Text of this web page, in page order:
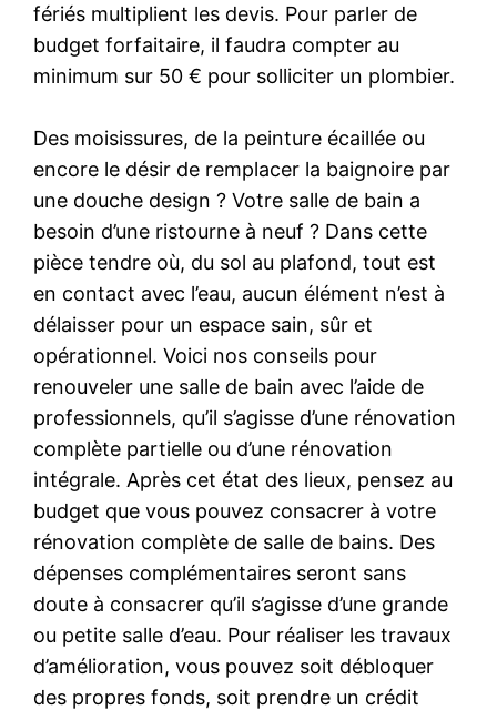
fériés multiplient les devis. Pour parler de
budget forfaitaire, il faudra compter au
minimum sur 50 € pour solliciter un plombier.
Des moisissures, de la peinture écaillée ou
encore le désir de remplacer la baignoire par
une douche design ? Votre salle de bain a
besoin d’une ristourne à neuf ? Dans cette
pièce tendre où, du sol au plafond, tout est
en contact avec l’eau, aucun élément n’est à
délaisser pour un espace sain, sûr et
opérationnel. Voici nos conseils pour
renouveler une salle de bain avec l’aide de
professionnels, qu’il s’agisse d’une rénovation
complète partielle ou d’une rénovation
intégrale. Après cet état des lieux, pensez au
budget que vous pouvez consacrer à votre
rénovation complète de salle de bains. Des
dépenses complémentaires seront sans
doute à consacrer qu’il s’agisse d’une grande
ou petite salle d’eau. Pour réaliser les travaux
d’amélioration, vous pouvez soit débloquer
des propres fonds, soit prendre un crédit